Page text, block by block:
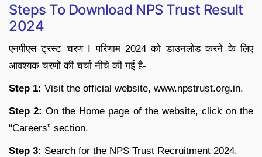
Steps To Download NPS Trust Result
2024
एनपीएस ट्रस्ट चरण I परिणाम 2024 को डाउनलोड करने के लिए
आवश्यक चरणों की चर्चा नीचे की गई है-
Step 1: Visit the official website, www.npstrust.org.in.
Step 2: On the Home page of the website, click on the
“Careers” section.
Step 3: Search for the NPS Trust Recruitment 2024.